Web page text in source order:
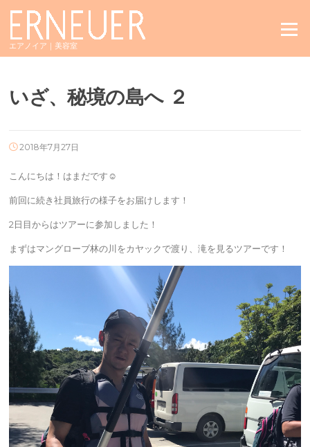
content
エアノイア｜美容室
Menu
いざ、秘境の島へ ２
2018年7月27日
こんにちは！はまだです☺︎
前回に続き社員旅行の様子をお届けします！
2日目からはツアーに参加しました！
まずはマングローブ林の川をカヤックで渡り、滝を見るツアーです！